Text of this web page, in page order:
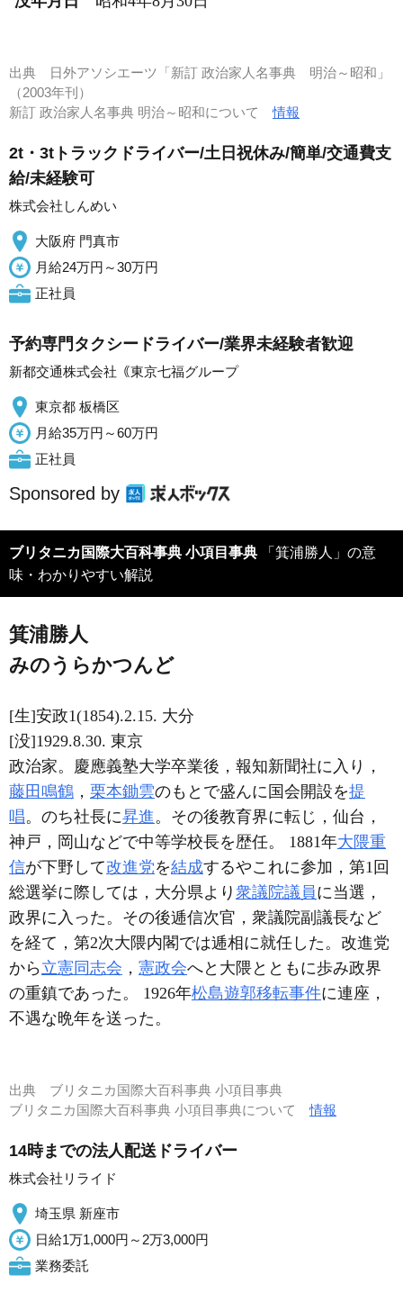
出典
日外アソシエーツ「新訂 政治家人名事典 明治～昭和」
（2003年刊）
新訂 政治家人名事典 明治～昭和について情報
2t・3tトラックドライバー/土日祝休み/簡単/交通費支
給/未経験可
株式会社しんめい
大阪府 門真市
月給24万円～30万円
正社員
予約専門タクシードライバー/業界未経験者歓迎
新都交通株式会社｟東京七福グループ
東京都 板橋区
月給35万円～60万円
正社員
Sponsored by
ブリタニカ国際大百科事典 小項目事典 「箕浦勝人」の意
味・わかりやすい解説
箕浦勝人
みのうらかつんど
[生]安政1(1854).2.15. 大分
[没]1929.8.30. 東京
政治家。慶應義塾大学卒業後，報知新聞社に入り，
藤田鳴鶴 ， 栗本鋤雲のもとで盛んに国会開設を提
唱。のち社長に昇進。その後教育界に転じ，仙台，
神戸，岡山などで中等学校長を歴任。 1881年大隈重
信が下野して改進党を結成するやこれに参加，第1回
総選挙に際しては，大分県より 衆議院議員に当選，
政界に入った。その後逓信次官，衆議院副議長など
を経て，第2次大隈内閣では逓相に就任した。改進党
から 立憲同志会 ， 憲政会へと大隈とともに歩み政界
の重鎮であった。 1926年松島遊郭移転事件に連座，
不遇な晩年を送った。
出典 ブリタニカ国際大百科事典 小項目事典
ブリタニカ国際大百科事典 小項目事典について情報
14時までの法人配送ドライバー
株式会社リライド
埼玉県 新座市
日給1万1,000円～2万3,000円
業務委託